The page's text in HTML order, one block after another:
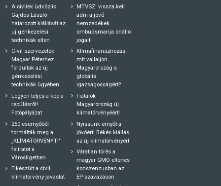
A civilek üdvözlik
Gajdos László
határozott kiállását az
új génkezelési
technikák ellen
Civil szervezetek
Magyar Péterhez
fordultak az új
génkezelési
technikák ügyében
Legyen teljes a kép a
repülésről!
Fotópályázat
250 esernyőből
formálták meg a
„KLÍMATÖRVÉNYT!"
feliratot a
Városligetben
Elkészült a civil
klímatörvény-javaslat
MTVSZ: vissza kell
adni a jövő
nemzedékek
ombudsmanja önálló
jogait!
Klímafinanszírozás:
mit vállaljon
Magyarország a
globális
igazságosságért?
Fiatalok
Magyarország új
klímatörvényéért!
Nyissunk ernyőt a
jövőért! Békés kiállás
az új klímatörvényért
Váratlan törés a
magyar GMO-ellenes
konszenzusban az
EP-szavazáson